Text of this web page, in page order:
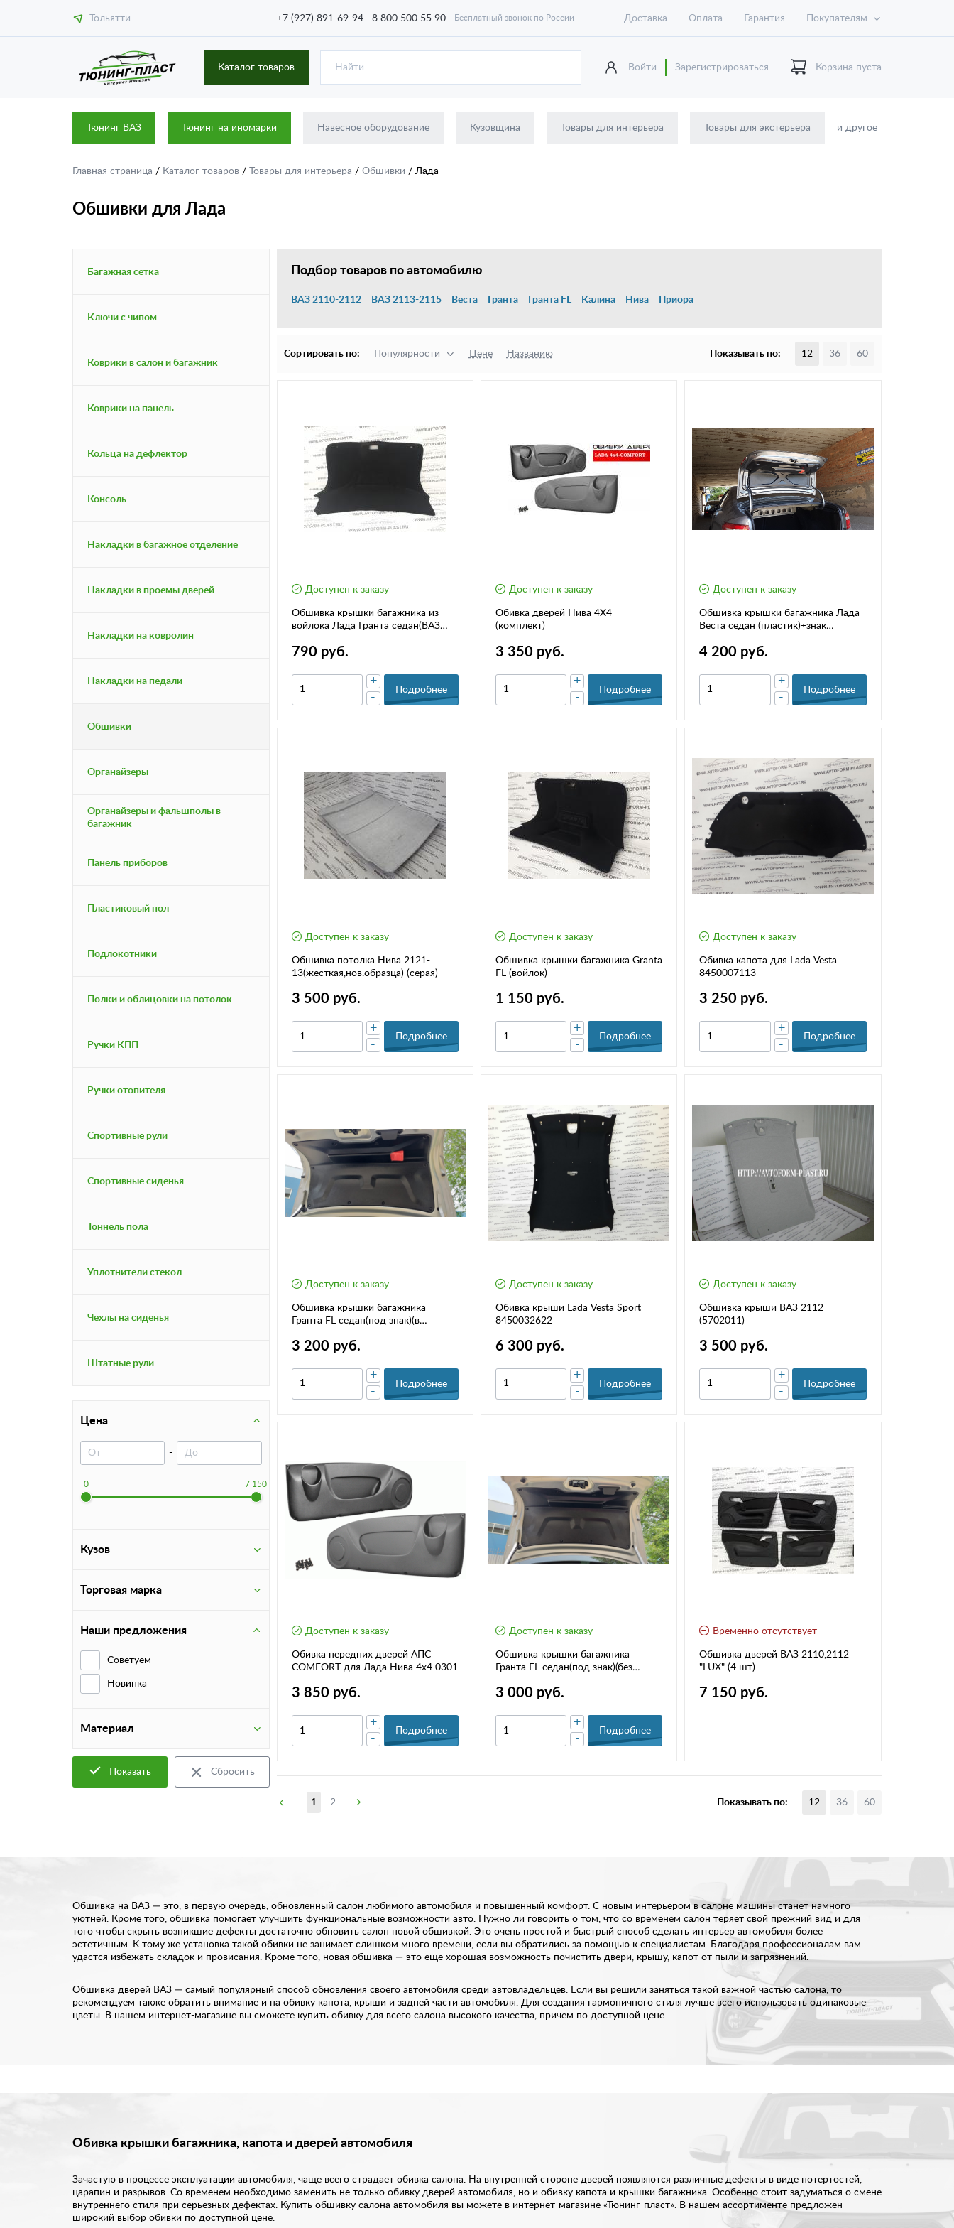
Тольятти +7 (927) 891-69-94 8 800 500 55 90 Бесплатный звонок по России Доставка Оплата Гарантия Покупателям
Каталог товаров Войти Зарегистрироваться Корзина пуста
Тюнинг ВАЗ Тюнинг на иномарки Навесное оборудование Кузовщина Товары для интерьера Товары для экстерьера и другое
Главная страница / Каталог товаров / Товары для интерьера / Обшивки / Лада
Обшивки для Лада
Багажная сетка
Ключи с чипом
Коврики в салон и багажник
Коврики на панель
Кольца на дефлектор
Консоль
Накладки в багажное отделение
Накладки в проемы дверей
Накладки на ковролин
Накладки на педали
Обшивки
Органайзеры
Органайзеры и фальшполы в
багажник
Панель приборов
Пластиковый пол
Подлокотники
Полки и облицовки на потолок
Ручки КПП
Ручки отопителя
Спортивные рули
Спортивные сиденья
Тоннель пола
Уплотнители стекол
Чехлы на сиденья
Штатные рули
Цена
-
0 7 150
Кузов
Торговая марка
Наши предложения
Советуем
Новинка
Материал
Показать Сбросить
Подбор товаров по автомобилю
ВАЗ 2110-2112 ВАЗ 2113-2115 Веста Гранта Гранта FL Калина Нива Приора
Сортировать по: Популярности Цене Названию Показывать по: 12 36 60
Доступен к заказу
Обшивка крышки багажника из
войлока Лада Гранта седан(ВАЗ
790 руб.
-
+
Подробнее
Доступен к заказу
Обивка дверей Нива 4Х4
(комплект)
3 350 руб.
-
+
Подробнее
Доступен к заказу
Обшивка крышки багажника Лада
Веста седан (пластик)+знак
4 200 руб.
-
+
Подробнее
Доступен к заказу
Обшивка потолка Нива 2121-
13(жесткая,нов.образца) (серая)
3 500 руб.
-
+
Подробнее
Доступен к заказу
Обшивка крышки багажника Granta
FL (войлок)
1 150 руб.
-
+
Подробнее
Доступен к заказу
Обивка капота для Lada Vesta
8450007113
3 250 руб.
-
+
Подробнее
Доступен к заказу
Обшивка крышки багажника
Гранта FL седан(под знак)(в
3 200 руб.
-
+
Подробнее
Доступен к заказу
Обивка крыши Lada Vesta Sport
8450032622
6 300 руб.
-
+
Подробнее
Доступен к заказу
Обшивка крыши ВАЗ 2112
(5702011)
3 500 руб.
-
+
Подробнее
Доступен к заказу
Обивка передних дверей АПС
COMFORT для Лада Нива 4х4 0301
3 850 руб.
-
+
Подробнее
Доступен к заказу
Обшивка крышки багажника
Гранта FL седан(под знак)(без
3 000 руб.
-
+
Подробнее
Временно отсутствует
Обшивка дверей ВАЗ 2110,2112
"LUX" (4 шт)
7 150 руб.
1 2 Показывать по: 12 36 60
Обшивка на ВАЗ — это, в первую очередь, обновленный салон любимого автомобиля и повышенный комфорт. С новым интерьером в салоне машины станет намного
уютней. Кроме того, обшивка помогает улучшить функциональные возможности авто. Нужно ли говорить о том, что со временем салон теряет свой прежний вид и для
того чтобы скрыть возникшие дефекты достаточно обновить салон новой обшивкой. Это очень простой и быстрый способ сделать интерьер автомобиля более
эстетичным. К тому же установка такой обивки не занимает слишком много времени, если вы обратились за помощью к специалистам. Благодаря профессионалам вам
удастся избежать складок и провисания. Кроме того, новая обшивка — это еще хорошая возможность почистить двери, крышу, капот от пыли и загрязнений.
Обшивка дверей ВАЗ — самый популярный способ обновления своего автомобиля среди автовладельцев. Если вы решили заняться такой важной частью салона, то
рекомендуем также обратить внимание и на обивку капота, крыши и задней части автомобиля. Для создания гармоничного стиля лучше всего использовать одинаковые
цветы. В нашем интернет-магазине вы сможете купить обивку для всего салона высокого качества, причем по доступной цене.
Обивка крышки багажника, капота и дверей автомобиля
Зачастую в процессе эксплуатации автомобиля, чаще всего страдает обивка салона. На внутренней стороне дверей появляются различные дефекты в виде потертостей,
царапин и разрывов. Со временем необходимо заменить не только обивку дверей автомобиля, но и обивку капота и крышки багажника. Особенно стоит задуматься о смене
внутреннего стиля при серьезных дефектах. Купить обшивку салона автомобиля вы можете в интернет-магазине «Тюнинг-пласт». В нашем ассортименте предложен
широкий выбор обивки по доступной цене.